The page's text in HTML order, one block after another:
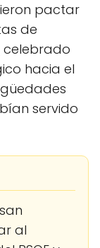
pactar
de
celebrado
hacia el
servido
al